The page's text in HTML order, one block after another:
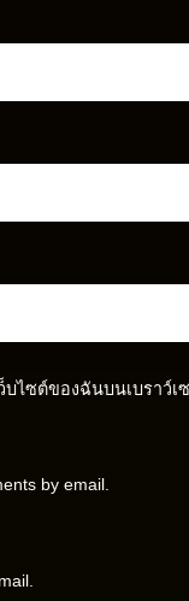
ไซต์ของฉันบนเบราว์เ
by email.